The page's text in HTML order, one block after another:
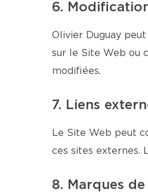
6.
Olivier Duguay
sur le Site Web ou
modifiées.
7. Liens
Le Site Web peut
ces sites externes.
8. Marques